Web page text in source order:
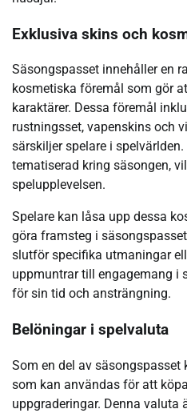
Exklusiva skins och
Säsongspasset innehåller en
kosmetiska föremål som gör
karaktärer. Dessa föremål
rustningsset, vapenskins och
särskiljer spelare i
tematiserad kring säsongen,
spelupplevelsen.
Spelare kan låsa upp dessa
göra framsteg i
slutför specifika utmaningar
uppmuntrar till engagemang i
för sin tid och ansträngning.
Belöningar i spelvaluta
Som en del av
som kan användas för att
uppgraderingar. Denna